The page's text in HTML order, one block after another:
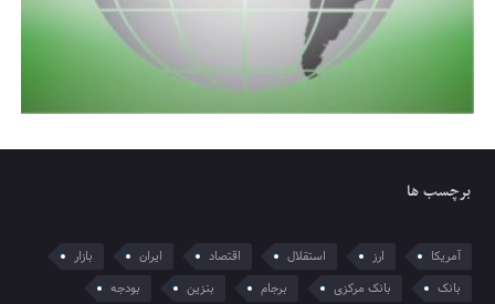
برچسب ها
آمریکا ارز استقلال اقتصاد ایران
بازار
بانک
بانک مرکزی برجام بنزین
بودجه